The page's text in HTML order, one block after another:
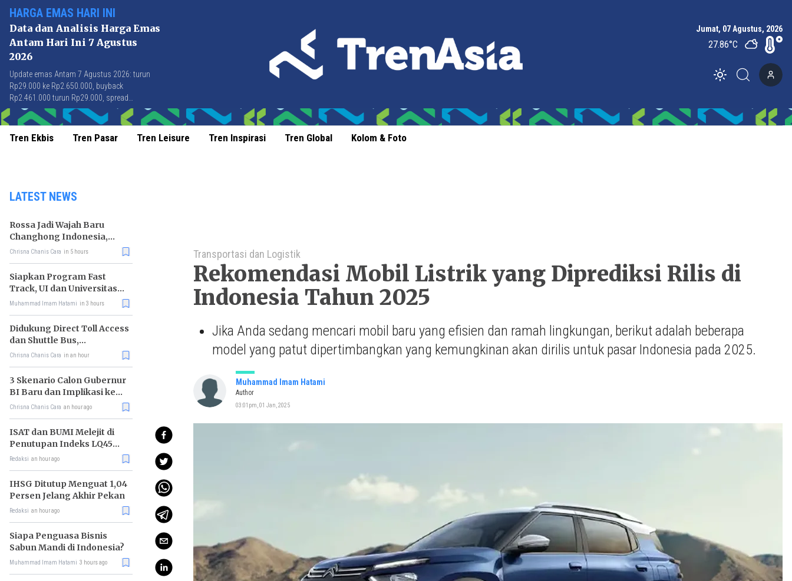
HARGA EMAS HARI INI
Data dan Analisis Harga Emas
Antam Hari Ini 7 Agustus
2026
Update emas Antam 7 Agustus 2026: turun
Rp29.000 ke Rp2.650.000, buyback
Rp2.461.000 turun Rp29.000, spread
Rp189.000 stabil di level terbaik sejak April
2026.
Jumat, 07 Agustus, 2026
27.86°C
Toggle theme
Tren Ekbis Tren Pasar Tren Leisure Tren Inspirasi Tren Global Kolom & Foto
LATEST NEWS
Rossa Jadi Wajah Baru
Changhong Indonesia,
Garansi Produk Kini
Chrisna Chanis Cara in 5 hours
Siapkan Program Fast
Track, UI dan Universitas
Agung Podomoro Jalin
Muhammad Imam Hatami in 3 hours
Didukung Direct Toll Access
dan Shuttle Bus,
Paramount Petals Kian
Chrisna Chanis Cara in an hour
3 Skenario Calon Gubernur
BI Baru dan Implikasi ke
Pasar
Chrisna Chanis Cara an hour ago
ISAT dan BUMI Melejit di
Penutupan Indeks LQ45
Hari Ini
Redaksi an hour ago
IHSG Ditutup Menguat 1,04
Persen Jelang Akhir Pekan
Redaksi an hour ago
Siapa Penguasa Bisnis
Sabun Mandi di Indonesia?
Muhammad Imam Hatami 3 hours ago
Transportasi dan Logistik
Rekomendasi Mobil Listrik yang Diprediksi Rilis di
Indonesia Tahun 2025
Jika Anda sedang mencari mobil baru yang efisien dan ramah lingkungan, berikut adalah beberapa
model yang patut dipertimbangkan yang kemungkinan akan dirilis untuk pasar Indonesia pada 2025.
Muhammad Imam Hatami
Author
03:01pm, 01 Jan, 2025